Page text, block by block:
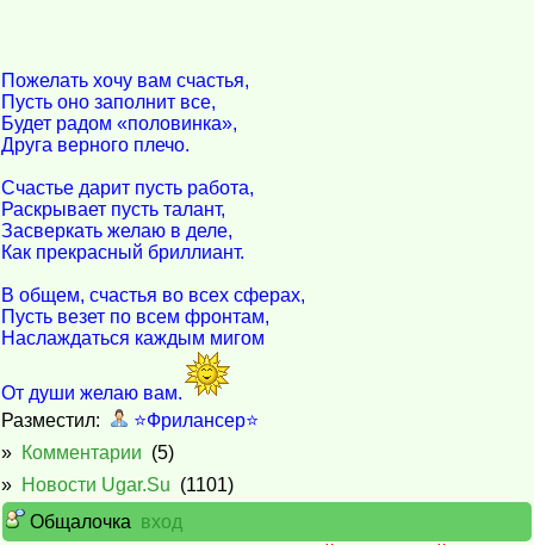
Пожелать хочу вам счастья,
Пусть оно заполнит все,
Будет радом «половинка»,
Друга верного плечо.
Счастье дарит пусть работа,
Раскрывает пусть талант,
Засверкать желаю в деле,
Как прекрасный бриллиант.
В общем, счастья во всех сферах,
Пусть везет по всем фронтам,
Наслаждаться каждым мигом
От души желаю вам.
Разместил:
⭐️Фрилансер⭐️
» Комментарии (5)
» Новости Ugar.Su (1101)
Общалочка вход